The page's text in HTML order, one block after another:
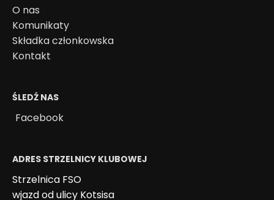
O nas
Komunikaty
Składka członkowska
Kontakt
ŚLEDŹ NAS
Facebook
ADRES STRZELNICY KLUBOWEJ
Strzelnica FSO
wjazd od ulicy Kotsisa